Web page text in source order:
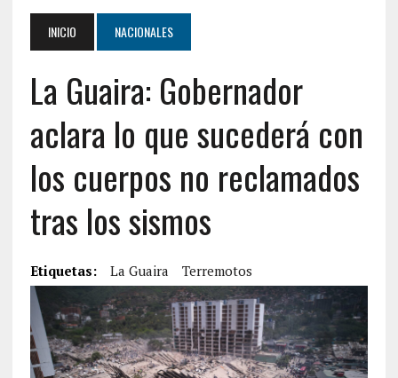
INICIO NACIONALES
La Guaira: Gobernador
aclara lo que sucederá con
los cuerpos no reclamados
tras los sismos
Etiquetas: La Guaira Terremotos